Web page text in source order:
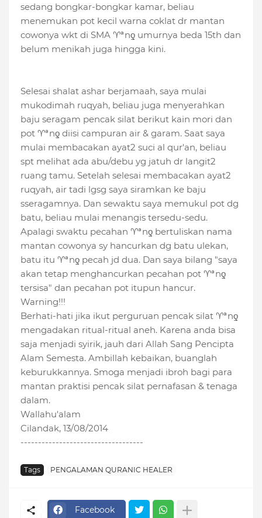
sedang bongkar-bongkar kamar, beliau
menemukan pot kecil warna coklat dr mantan
cowonya wkt di SMA ♈ªnƍ umurnya beda 15th dan
belum menikah juga hingga kini.
Selesai shalat ashar berjamaah, saya mulai
mukodimah ruqyah, beliau juga menyerahkan
baju seragam pencak silat berikut kain mori dan
pot ♈ªnƍ diisi campuran air & garam. Saat saya
mulai membacakan ayat2 suci al qur'an, beliau
spt melihat ada abu/debu yg jatuh dr langit2
ruang tamu. Setelah selesai membacakan ayat2
ruqyah, air tadi lgsg saya siramkan ke baju
sseragamnya. Dan sewaktu saya memukul pot dg
batu, beliau mulai menangis tersedu-sedu.
Apalagi swaktu pecahan ♈ªnƍ bertuliskan nama
mantan cowonya sy hancurkan dg batu ulekan,
batu itu ♈ªnƍ pecah jd dua. Dan saya bilang "saya
akan tetap menghancurkan pecahan pot ♈ªnƍ
tersisa" dan pecahan pot itupun hancur.
Warning!!!
Berhati-hati jika ikut perguruan pencak silat ♈ªnƍ
mengadakan ritual-ritual aneh. Karena anda bisa
saja menjadi syirik, jauh dari Allah Sang Pencipta
Alam Semesta. Ambillah kebaikan, buanglah
keburukkannya. Smoga menjadi ibroh bagi para
mantan praktisi pencak silat pernafasan & tenaga
dalam.
Wallahu'alam
Cilandak, 13/08/2014
-----------------------------------
Tags PENGALAMAN QURANIC HEALER
Facebook